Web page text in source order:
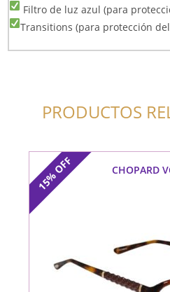
Filtro de luz azul (para
Transitions (para protección
PRODUCTOS
15%
OFF CHOPARD